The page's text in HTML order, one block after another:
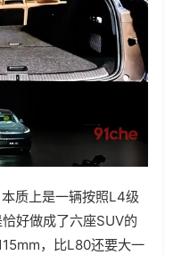
质上是一辆按照L4级
好做成了六座SUV的
，比L80还要大一